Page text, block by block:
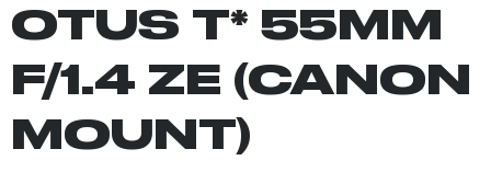
OTUS T* 55MM
F/1.4 ZE (CANON
MOUNT)